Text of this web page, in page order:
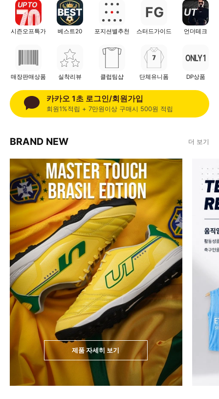
UP TO
시즌오프특가 베스트20 포지션별추천
FG
스터드가이드
UT
언더테크
매장판매상품 실착리뷰 클럽팀샵 단체유니폼
ONLY 1
DP상품
카카오 1초 로그인/회원가입
회원1%적립 + 7만원이상 구매시 500원 적립
BRAND NEW 더 보기
제품 자세히 보기